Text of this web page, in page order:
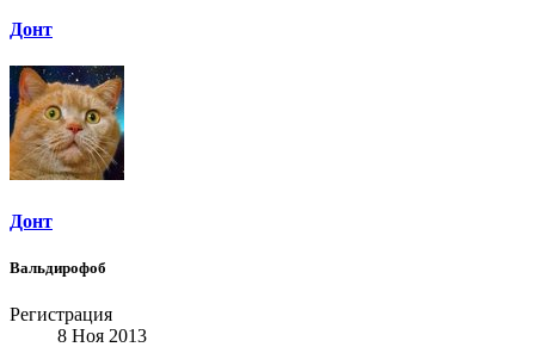
Донт
Донт
Вальдирофоб
Регистрация
8 Ноя 2013